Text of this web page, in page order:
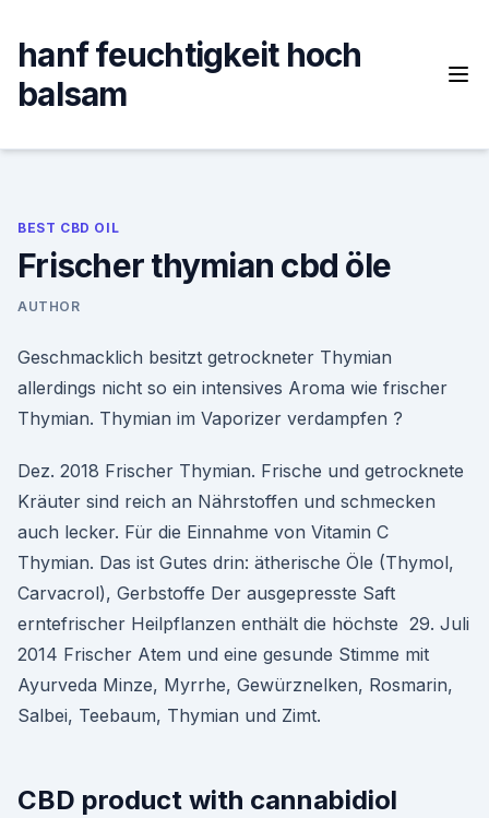
content
hanf feuchtigkeit hoch
balsam
BEST CBD OIL
Frischer thymian cbd öle
AUTHOR
Geschmacklich besitzt getrockneter Thymian
allerdings nicht so ein intensives Aroma wie frischer
Thymian. Thymian im Vaporizer verdampfen ?
Dez. 2018 Frischer Thymian. Frische und getrocknete
Kräuter sind reich an Nährstoffen und schmecken
auch lecker. Für die Einnahme von Vitamin C
Thymian. Das ist Gutes drin: ätherische Öle (Thymol,
Carvacrol), Gerbstoffe Der ausgepresste Saft
erntefrischer Heilpflanzen enthält die höchste 29. Juli
2014 Frischer Atem und eine gesunde Stimme mit
Ayurveda Minze, Myrrhe, Gewürznelken, Rosmarin,
Salbei, Teebaum, Thymian und Zimt.
CBD product with cannabidiol